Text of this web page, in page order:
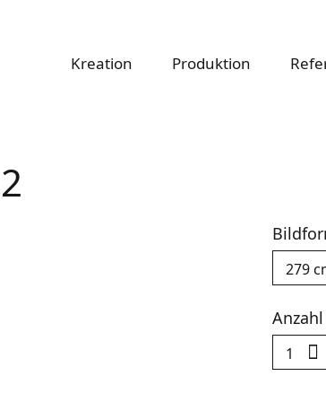
Kreation Produktion
Anzahl